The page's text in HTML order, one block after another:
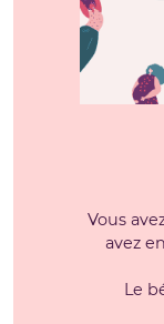
Vous
avez
Le